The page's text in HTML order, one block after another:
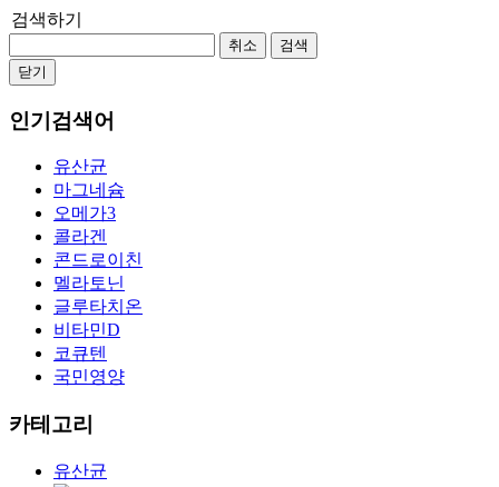
검색하기
취소
검색
닫기
인기검색어
유산균
마그네슘
오메가3
콜라겐
콘드로이친
멜라토닌
글루타치온
비타민D
코큐텐
국민영양
카테고리
유산균